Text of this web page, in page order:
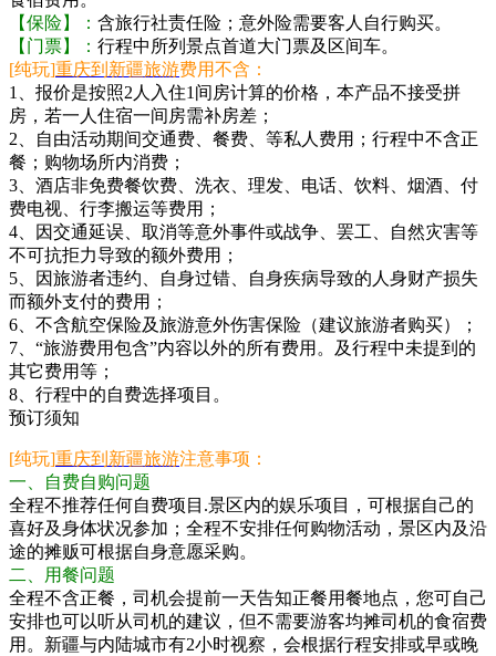
【保险】： 含旅行社责任险；意外险需要客人自行购买。
【门票】： 行程中所列景点首道大门票及区间车。
[纯玩]重庆到新疆旅游费用不含：
1、报价是按照2人入住1间房计算的价格，本产品不接受拼
房，若一人住宿一间房需补房差；
2、自由活动期间交通费、餐费、等私人费用；行程中不含正
餐；购物场所内消费；
3、酒店非免费餐饮费、洗衣、理发、电话、饮料、烟酒、付
费电视、行李搬运等费用；
4、因交通延误、取消等意外事件或战争、罢工、自然灾害等
不可抗拒力导致的额外费用；
5、因旅游者违约、自身过错、自身疾病导致的人身财产损失
而额外支付的费用；
6、不含航空保险及旅游意外伤害保险（建议旅游者购买）；
7、“旅游费用包含”内容以外的所有费用。及行程中未提到的
其它费用等；
8、行程中的自费选择项目。
预订须知
[纯玩]重庆到新疆旅游注意事项：
一、自费自购问题
全程不推荐任何自费项目.景区内的娱乐项目，可根据自己的
喜好及身体状况参加；全程不安排任何购物活动，景区内及沿
途的摊贩可根据自身意愿采购。
二、用餐问题
全程不含正餐，司机会提前一天告知正餐用餐地点，您可自己
安排也可以听从司机的建议，但不需要游客均摊司机的食宿费
用。新疆与内陆城市有2小时视察，会根据行程安排或早或晚